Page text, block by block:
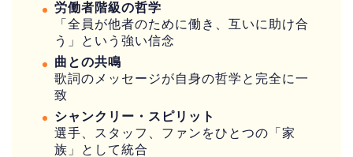
労働者階級の哲学
「全員が他者のために働き、互いに助け合
う」という強い信念
曲との共鳴
歌詞のメッセージが自身の哲学と完全に一
致
シャンクリー・スピリット
選手、スタッフ、ファンをひとつの「家
族」として統合